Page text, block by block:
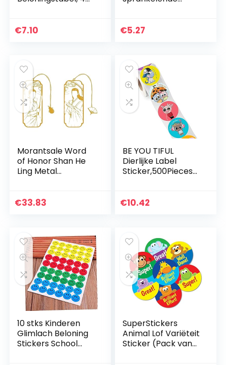
Stickers per pak
€7.10
beloningsstickers
€5.27
Morantsale Word
of Honor Shan He
Ling Metal
Script lijnen
€33.83
BE YOU TIFUL
Dierlijke Label
Sticker,500Pieces
Motivational
€10.42
10 stks Kinderen
Glimlach Beloning
Stickers School
SuperStickers
Animal Lof Variëteit
Sticker (Pack van